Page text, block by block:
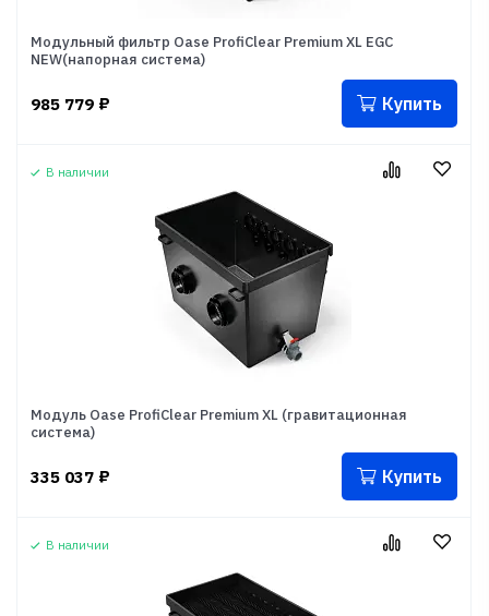
Модульный фильтр Oase ProfiClear Premium XL EGC
NEW(напорная система)
985 779 ₽ Купить
В наличии
Модуль Oase ProfiClear Premium XL (гравитационная
система)
335 037 ₽ Купить
В наличии